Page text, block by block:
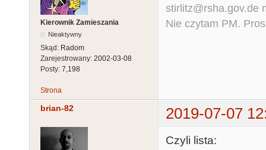
Kierownik Zamieszania
Nieaktywny
Skąd: Radom
Zarejestrowany: 2002-03-08
Posty: 7,198
stirlitz@rsha.gov.de
Nie czytam PM.
Strona
brian-82 2019-07-07
Czyli lista: